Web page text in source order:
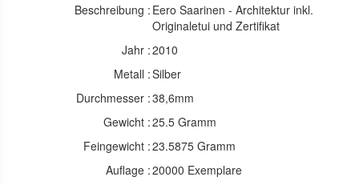
Beschreibung : Eero Saarinen - Architektur inkl.
Originaletui und Zertifikat
Jahr :2010
Metall :Silber
Durchmesser :38,6mm
Gewicht :25.5 Gramm
Feingewicht :23.5875 Gramm
Auflage :20000 Exemplare